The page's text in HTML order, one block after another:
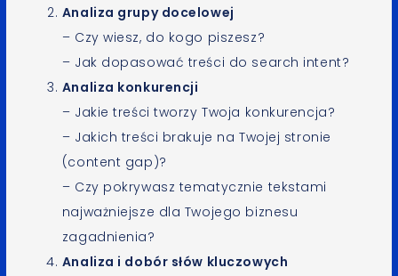
Analiza grupy docelowej
– Czy wiesz, do kogo piszesz?
– Jak dopasować treści do search intent?
Analiza konkurencji
– Jakie treści tworzy Twoja konkurencja?
– Jakich treści brakuje na Twojej stronie
(content gap)?
– Czy pokrywasz tematycznie tekstami
najważniejsze dla Twojego biznesu
zagadnienia?
Analiza i dobór słów kluczowych